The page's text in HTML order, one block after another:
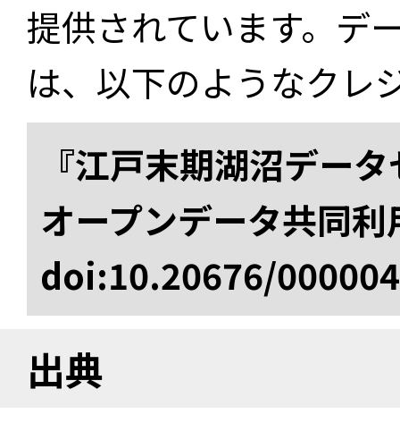
提供されています。デ
は、以下のようなクレ
『江戸末期湖沼デー
オープンデータ共同
doi:10.20676/
出典